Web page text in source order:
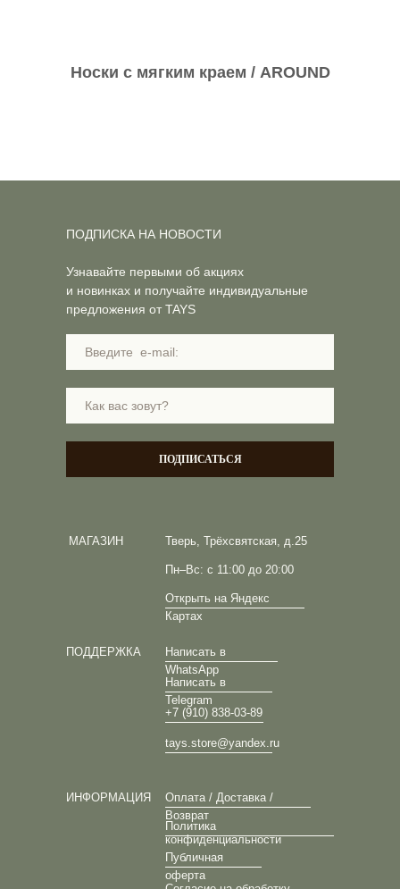
Носки с мягким краем / AROUND
Тверь, Трёхсвятская, д.25
Пн–Вс: с 11:00 до 20:00
Открыть на Яндекс
Картах
МАГАЗИН
ПОДДЕРЖКА
Написать в
WhatsApp
Написать в
Telegram
+7 (910) 838-03-89
tays.store@yandex.ru
ИНФОРМАЦИЯ
Оплата / Доставка /
Возврат
Политика
конфиденциальности
Публичная
оферта
Узнавайте первыми об акциях
и новинках и получайте индивидуальные
предложения от TAYS
ПОДПИСАТЬСЯ
ПОДПИСКА НА НОВОСТИ